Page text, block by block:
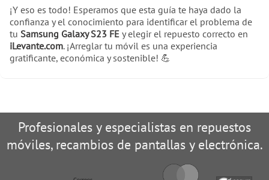
¡Y eso es todo! Esperamos que esta guía te haya dado la
confianza y el conocimiento para identificar el problema de
tu Samsung Galaxy S23 FE y elegir el repuesto correcto en
iLevante.com. ¡Arreglar tu móvil es una experiencia
gratificante, económica y sostenible! 💪
Profesionales y especialistas en repuestos
móviles, recambios de pantallas y electrónica.